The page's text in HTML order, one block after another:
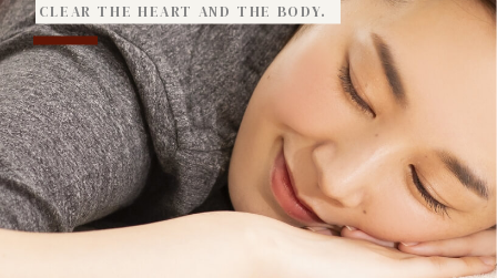
CLEAR THE HEART AND THE BODY.